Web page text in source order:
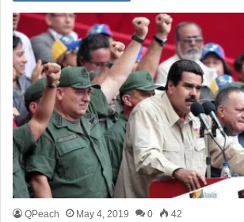
QPeach May 4, 2019 0 42